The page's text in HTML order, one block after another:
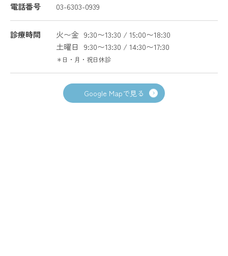
電話番号 03-6303-0939
診療時間 火〜金 9:30〜13:30 / 15:00〜18:30
土曜日
9:30〜13:30 / 14:30〜17:30
＊日・月・祝日休診
Google Mapで見る